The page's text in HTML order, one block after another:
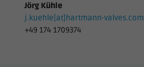
Jörg Kühle
j.kuehle[at]hartmann-valves.com
+49 174 1709374